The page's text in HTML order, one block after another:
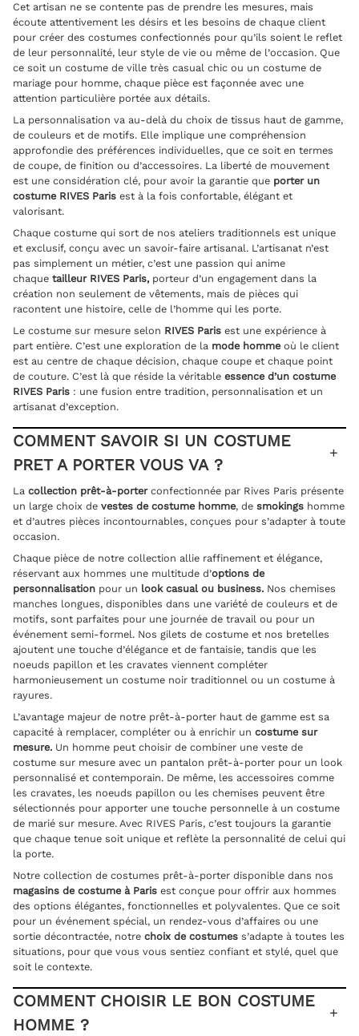
Cet artisan ne se contente pas de prendre les mesures, mais
écoute attentivement les désirs et les besoins de chaque client
pour créer des costumes confectionnés pour qu’ils soient le reflet
de leur personnalité, leur style de vie ou même de l’occasion. Que
ce soit un costume de ville très casual chic ou un costume de
mariage pour homme, chaque pièce est façonnée avec une
attention particulière portée aux détails.
La personnalisation va au-delà du choix de tissus haut de gamme,
de couleurs et de motifs. Elle implique une compréhension
approfondie des préférences individuelles, que ce soit en termes
de coupe, de finition ou d’accessoires. La liberté de mouvement
est une considération clé, pour avoir la garantie que porter un
costume RIVES Parisest à la fois confortable, élégant et
valorisant.
Chaque costume qui sort de nos ateliers traditionnels est unique
et exclusif, conçu avec un savoir-faire artisanal. L’artisanat n’est
pas simplement un métier, c’est une passion qui anime
chaque tailleur RIVES Paris,porteur d’un engagement dans la
création non seulement de vêtements, mais de pièces qui
racontent une histoire, celle de l’homme qui les porte.
Le costume sur mesure selon RIVES Parisest une expérience à
part entière. C’est une exploration de lamode homme où le client
est au centre de chaque décision, chaque coupe et chaque point
de couture. C’est là que réside la véritable essence d’un costume
RIVES Paris: une fusion entre tradition, personnalisation et un
artisanat d’exception.
COMMENT SAVOIR SI UN COSTUME
PRET A PORTER VOUS VA ?
La collection prêt-à-porterconfectionnée par Rives Paris présente
un large choix de vestes de costume homme, de smokingshomme
et d’autres pièces incontournables, conçues pour s’adapter à toute
occasion.
Chaque pièce de notre collection allie raffinement et élégance,
réservant aux hommes une multitude d’options de
personnalisation pour un look casual ou business.Nos chemises
manches longues, disponibles dans une variété de couleurs et de
motifs, sont parfaites pour une journée de travail ou pour un
événement semi-formel. Nos gilets de costume et nos bretelles
ajoutent une touche d’élégance et de fantaisie, tandis que les
noeuds papillon et les cravates viennent compléter
harmonieusement un costume noir traditionnel ou un costume à
rayures.
L’avantage majeur de notre prêt-à-porter haut de gamme est sa
capacité à remplacer, compléter ou à enrichir un costume sur
mesure.Un homme peut choisir de combiner une veste de
costume sur mesure avec un pantalon prêt-à-porter pour un look
personnalisé et contemporain. De même, les accessoires comme
les cravates, les noeuds papillon ou les chemises peuvent être
sélectionnés pour apporter une touche personnelle à un costume
de marié sur mesure. Avec RIVES Paris, c’est toujours la garantie
que chaque tenue soit unique et reflète la personnalité de celui qui
la porte.
Notre collection de costumes prêt-à-porter disponible dans nos
magasins de costume à Paris est conçue pour offrir aux hommes
des options élégantes, fonctionnelles et polyvalentes. Que ce soit
pour un événement spécial, un rendez-vous d’affaires ou une
sortie décontractée, notre choix de costumess’adapte à toutes les
situations, pour que vous vous sentiez confiant et stylé, quel que
soit le contexte.
COMMENT CHOISIR LE BON COSTUME
HOMME ?